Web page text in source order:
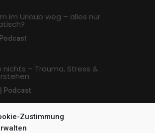
Zustimmung
im Urlaub weg – alles nur
Podcast
nichts – Trauma, Stress &
Podcast